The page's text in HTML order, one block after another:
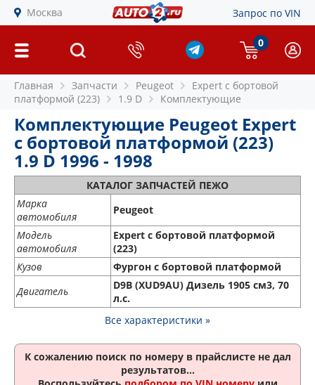
Москва Запрос по VIN
0
Главная Запчасти Peugeot
Expert c бортовой
платформой (223)
1.9 D Комплектующие
Комплектующие Peugeot Expert
c бортовой платформой (223)
1.9 D 1996 - 1998
КАТАЛОГ ЗАПЧАСТЕЙ ПЕЖО
Марка
автомобиля
Peugeot
Модель
автомобиля
Expert c бортовой платформой
(223)
Кузов
Фургон с бортовой платформой
Двигатель
D9B (XUD9AU) Дизель 1905 см3, 70
л.с.
Все характеристики »
К сожалению поиск по номеру в прайслисте не дал
результатов...